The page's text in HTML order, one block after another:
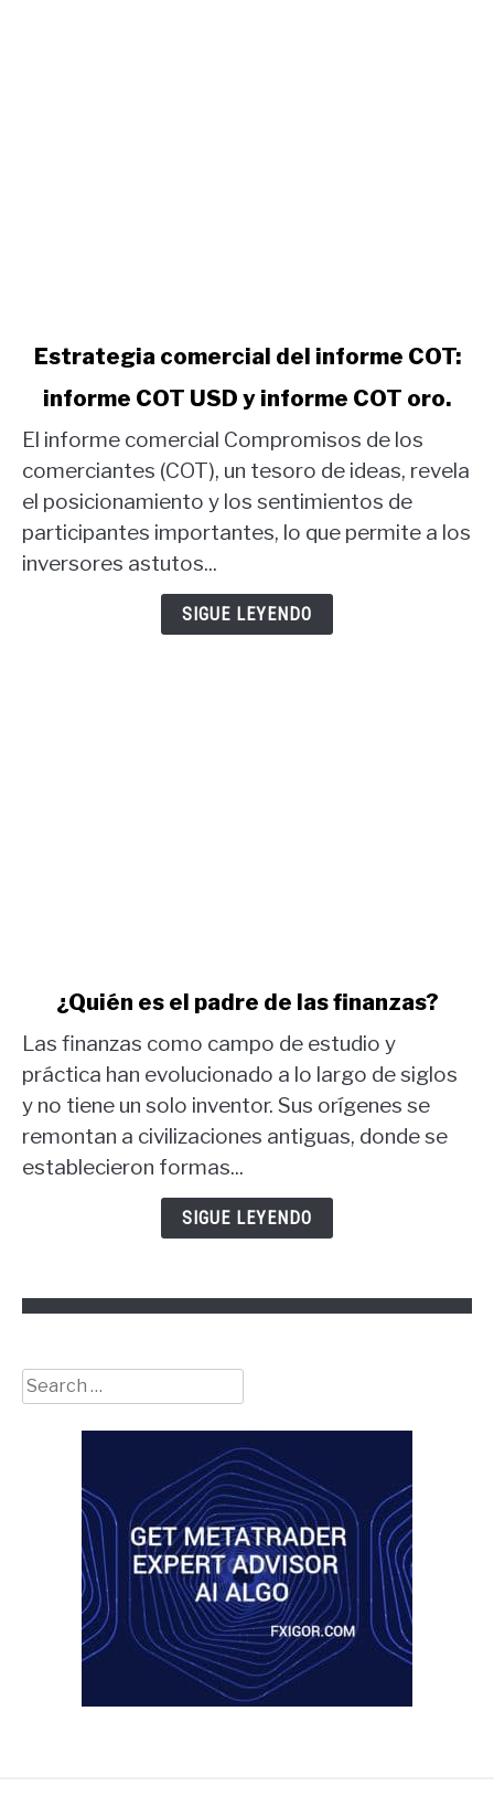
link
Estrategia
comercial
del
informe
COT:
informe
COT
Estrategia comercial del informe COT:
informe COT USD y informe COT oro.
El informe comercial Compromisos de los
comerciantes (COT), un tesoro de ideas, revela
el posicionamiento y los sentimientos de
participantes importantes, lo que permite a los
inversores astutos...
SIGUE LEYENDO
¿Quién
es
el
las
¿Quién es el padre de las finanzas?
Las finanzas como campo de estudio y
práctica han evolucionado a lo largo de siglos
y no tiene un solo inventor. Sus orígenes se
remontan a civilizaciones antiguas, donde se
establecieron formas...
SIGUE LEYENDO
Search
for: